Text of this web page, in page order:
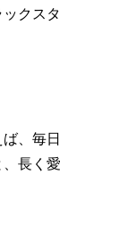
クスタ
、毎日
長く愛